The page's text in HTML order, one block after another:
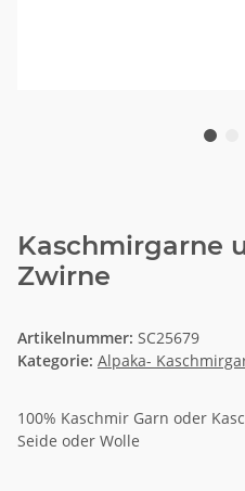
Kaschmirgarne
Zwirne
Artikelnummer: SC25679
Kategorie: Alpaka-
100% Kaschmir Garn oder
Seide oder Wolle